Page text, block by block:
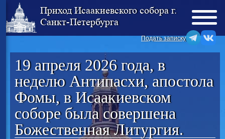
Приход Исаакиевского собора г.
Санкт-Петербурга
Подать записку
19 апреля 2026 года, в
неделю Антипасхи, апостола
Фомы, в Исаакиевском
соборе была совершена
Божественная Литургия.